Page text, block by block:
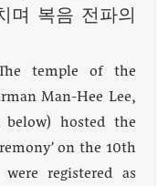
며 복음 전파의
temple of the
Man-Hee Lee,
below) hosted the
on the 10th
registered as